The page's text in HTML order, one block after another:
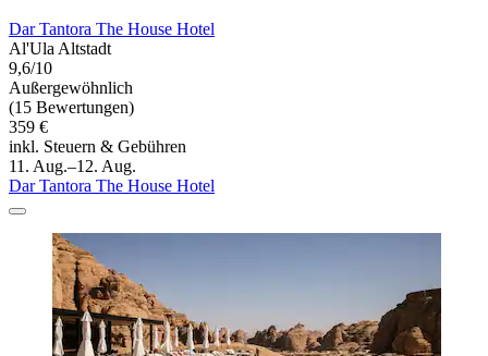
Dar Tantora The House Hotel
Al'Ula Altstadt
9,6/10
Außergewöhnlich
(15 Bewertungen)
359 €
inkl. Steuern & Gebühren
11. Aug.–12. Aug.
Dar Tantora The House Hotel